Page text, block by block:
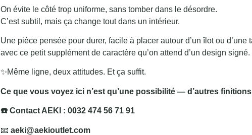
On évite le côté trop uniforme, sans tomber dans le désordre.
C’est subtil, mais ça change tout dans un intérieur.
Une pièce pensée pour durer, facile à placer autour d’un îlot ou d’une
avec ce petit supplément de caractère qu’on attend d’un design signé.
✨Même ligne, deux attitudes. Et ça suffit.
Ce que vous voyez ici n’est qu’une possibilité — d’autres
☎️ Contact AEKI : 0032 474 56 71 91
📧 aeki@aekioutlet.com